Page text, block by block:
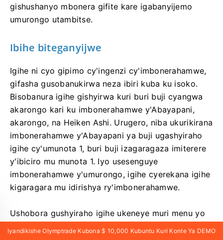
gishushanyo mbonera gifite kare igabanyijemo
umurongo utambitse.
Ibihe biteganyijwe
Igihe ni cyo gipimo cy'ingenzi cy'imbonerahamwe,
gifasha gusobanukirwa neza ibiri kuba ku isoko.
Bisobanura igihe gishyirwa kuri buri buji cyangwa
akarongo kari ku imbonerahamwe y'Abayapani,
akarongo, na Heiken Ashi. Urugero, niba ukurikirana
imbonerahamwe y'Abayapani ya buji ugashyiraho
igihe cy'umunota 1, buri buji izagaragaza imiterere
y'ibiciro mu munota 1. Iyo usesenguye
imbonerahamwe y'umurongo, igihe cyerekana igihe
kigaragara mu idirishya ry'imbonerahamwe.
Ushobora gushyiraho igihe ukeneye muri menu yo
guhitamo igihe. Igihe gishobora gukoreshwa hamwe
Iyandikishe Olymptrade Kubona $ 10,000 Kubuntu Kuri Konte Ya DEMO